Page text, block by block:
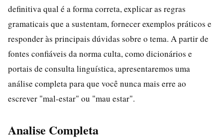
definitiva qual é a forma correta, explicar as regras
gramaticais que a sustentam, fornecer exemplos práticos e
responder às principais dúvidas sobre o tema. A partir de
fontes confiáveis da norma culta, como dicionários e
portais de consulta linguística, apresentaremos uma
análise completa para que você nunca mais erre ao
escrever "mal-estar" ou "mau estar".
Analise Completa